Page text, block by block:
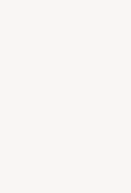
iddi gan Rocet